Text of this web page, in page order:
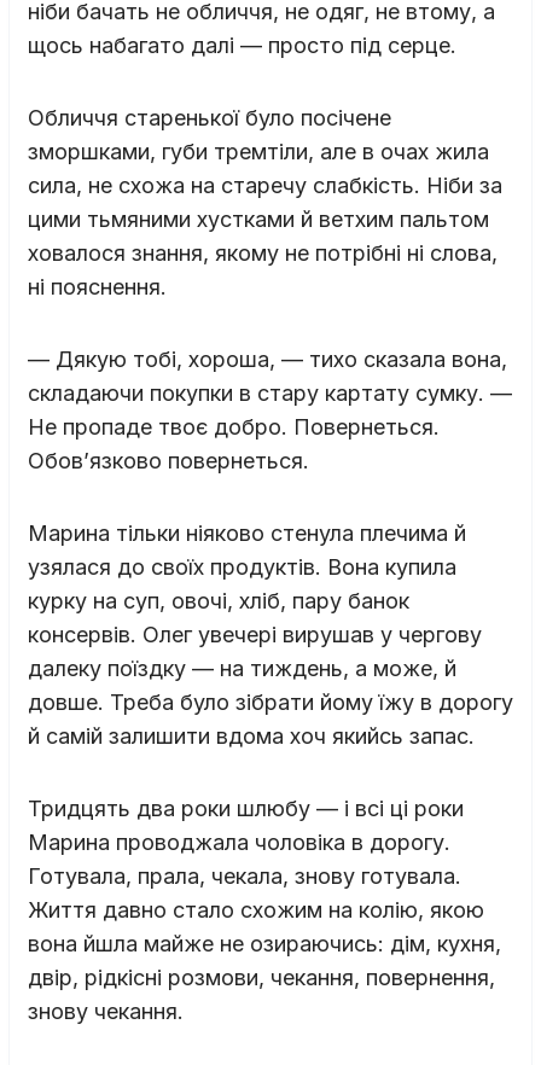
ніби бачать не обличчя, не одяг, не втому, а
щось набагато далі — просто під серце.
Обличчя старенької було посічене
зморшками, губи тремтіли, але в очах жила
сила, не схожа на старечу слабкість. Ніби за
цими тьмяними хустками й ветхим пальтом
ховалося знання, якому не потрібні ні слова,
ні пояснення.
— Дякую тобі, хороша, — тихо сказала вона,
складаючи покупки в стару картату сумку. —
Не пропаде твоє добро. Повернеться.
Обов’язково повернеться.
Марина тільки ніяково стенула плечима й
узялася до своїх продуктів. Вона купила
курку на суп, овочі, хліб, пару банок
консервів. Олег увечері вирушав у чергову
далеку поїздку — на тиждень, а може, й
довше. Треба було зібрати йому їжу в дорогу
й самій залишити вдома хоч якийсь запас.
Тридцять два роки шлюбу — і всі ці роки
Марина проводжала чоловіка в дорогу.
Готувала, прала, чекала, знову готувала.
Життя давно стало схожим на колію, якою
вона йшла майже не озираючись: дім, кухня,
двір, рідкісні розмови, чекання, повернення,
знову чекання.